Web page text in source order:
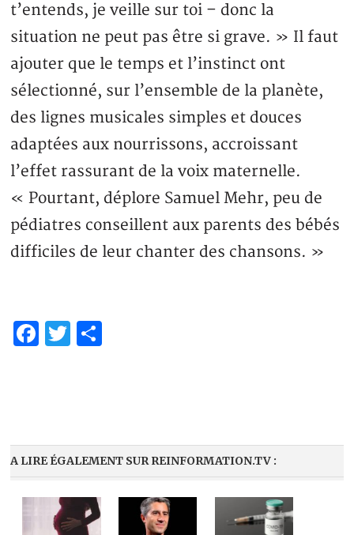
t’entends, je veille sur toi – donc la
situation ne peut pas être si grave. » Il faut
ajouter que le temps et l’instinct ont
sélectionné, sur l’ensemble de la planète,
des lignes musicales simples et douces
adaptées aux nourrissons, accroissant
l’effet rassurant de la voix maternelle.
« Pourtant, déplore Samuel Mehr, peu de
pédiatres conseillent aux parents des bébés
difficiles de leur chanter des chansons. »
Facebook
Twitter
A LIRE ÉGALEMENT SUR REINFORMATION.TV :